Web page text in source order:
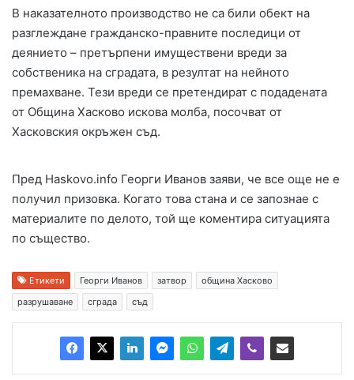
В наказателното производство не са били обект на
разглеждане гражданско-правните последици от
деянието – претърпени имуществени вреди за
собственика на сградата, в резултат на нейното
премахване. Тези вреди се претендират с подадената
от Община Хасково искова молба, посочват от
Хасковския окръжен съд.
Пред Haskovo.info Георги Иванов заяви, че все още не е
получил призовка. Когато това стана и се запознае с
материалите по делото, той ще коментира ситуацията
по същество.
Етикети Георги Иванов затвор
община Хасково
разрушаване
сграда съд